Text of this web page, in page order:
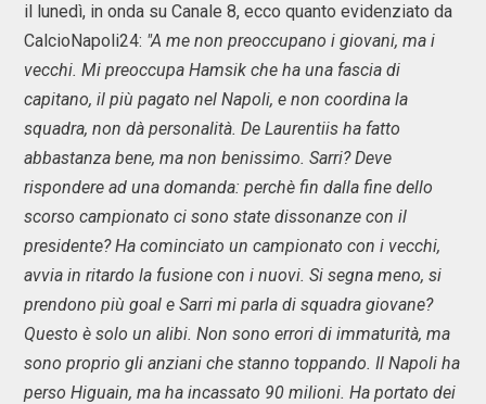
il lunedì, in onda su Canale 8, ecco quanto evidenziato da
CalcioNapoli24: "A me non preoccupano i giovani, ma i
vecchi. Mi preoccupa Hamsik che ha una fascia di
capitano, il più pagato nel Napoli, e non coordina la
squadra, non dà personalità. De Laurentiis ha fatto
abbastanza bene, ma non benissimo. Sarri? Deve
rispondere ad una domanda: perchè fin dalla fine dello
scorso campionato ci sono state dissonanze con il
presidente? Ha cominciato un campionato con i vecchi,
avvia in ritardo la fusione con i nuovi. Si segna meno, si
prendono più goal e Sarri mi parla di squadra giovane?
Questo è solo un alibi. Non sono errori di immaturità, ma
sono proprio gli anziani che stanno toppando. Il Napoli ha
perso Higuain, ma ha incassato 90 milioni. Ha portato dei